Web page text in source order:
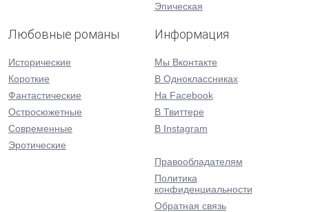
Эпическая
Любовные романы
Исторические
Короткие
Фантастические
Остросюжетные
Современные
Эротические
Информация
Мы Вконтакте
В Одноклассниках
На Facebook
В Твиттере
В Instagram
Правообладателям
Политика
конфиденциальности
Обратная связь